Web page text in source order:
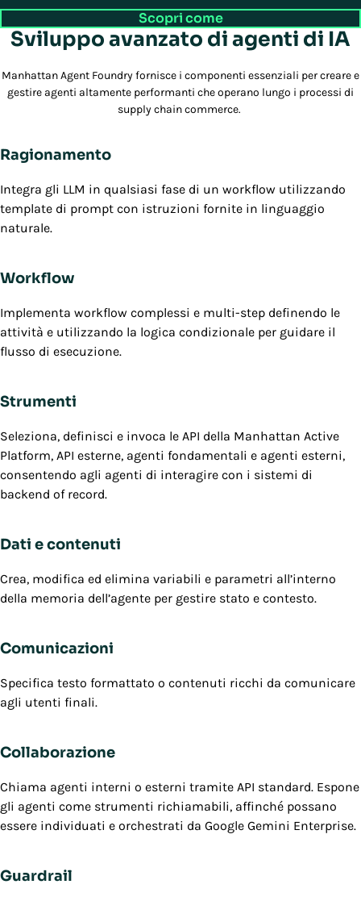
Scopri come
Sviluppo avanzato di agenti di IA
Manhattan Agent Foundry fornisce i componenti essenziali per creare e
gestire agenti altamente performanti che operano lungo i processi di
supply chain commerce.
Ragionamento
Integra gli LLM in qualsiasi fase di un workflow utilizzando
template di prompt con istruzioni fornite in linguaggio
naturale.
Workflow
Implementa workflow complessi e multi-step definendo le
attività e utilizzando la logica condizionale per guidare il
flusso di esecuzione.
Strumenti
Seleziona, definisci e invoca le API della Manhattan Active
Platform, API esterne, agenti fondamentali e agenti esterni,
consentendo agli agenti di interagire con i sistemi di
backend of record.
Dati e contenuti
Crea, modifica ed elimina variabili e parametri all’interno
della memoria dell’agente per gestire stato e contesto.
Comunicazioni
Specifica testo formattato o contenuti ricchi da comunicare
agli utenti finali.
Collaborazione
Chiama agenti interni o esterni tramite API standard. Espone
gli agenti come strumenti richiamabili, affinché possano
essere individuati e orchestrati da Google Gemini Enterprise.
Guardrail